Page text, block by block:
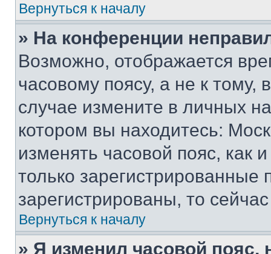
Вернуться к началу
» На конференции
Возможно, отображается
часовому поясу, а не к тому,
случае измените в личных
котором вы находитесь:
изменять часовой пояс, как
только
зарегистрированы, то
Вернуться к началу
» Я изменил часовой пояс,